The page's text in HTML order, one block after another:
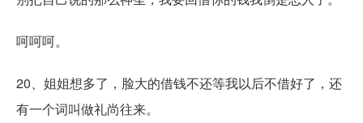
呵呵呵。
20、姐姐想多了，脸大的借钱不还等我以后不借好了，还
有一个词叫做礼尚往来。